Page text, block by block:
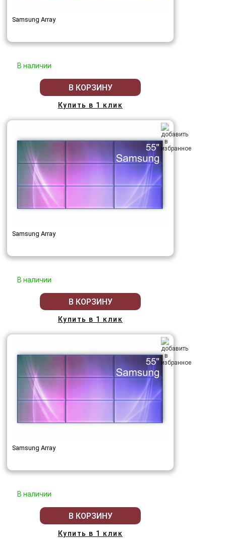
Samsung Array
В наличии
В КОРЗИНУ
Купить в 1 клик
Samsung Array
В наличии
В КОРЗИНУ
Купить в 1 клик
Samsung Array
В наличии
В КОРЗИНУ
Купить в 1 клик